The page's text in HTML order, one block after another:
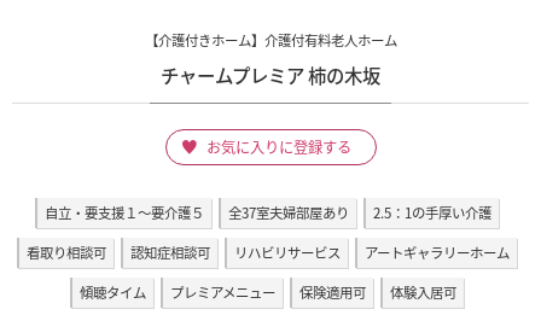
【介護付きホーム】介護付有料老人ホーム
チャームプレミア 柿の木坂
お気に入りに登録する
自立・要支援１～要介護５ 全37室夫婦部屋あり
2.5：1の手厚い介護
看取り相談可
認知症相談可 リハビリサービス
アートギャラリーホーム
傾聴タイム
プレミアメニュー 保険適用可 体験入居可